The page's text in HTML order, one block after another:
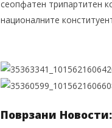
сеопфатен трипартитен
националните
Поврзани Новости: